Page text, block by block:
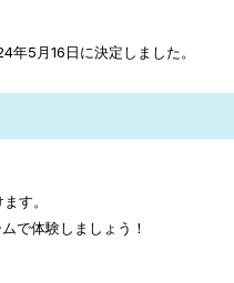
5月16日に決定しました。
す。
で体験しましょう！